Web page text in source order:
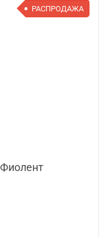
РАСПРОДАЖА